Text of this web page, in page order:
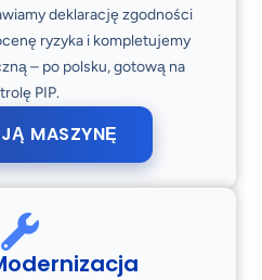
deklarację zgodności
ryzyka i kompletujemy
– po polsku, gotową na
PIP.
MASZYNĘ